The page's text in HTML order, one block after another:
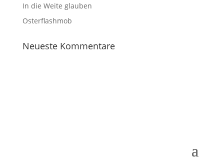
In die Weite glauben
Osterflashmob
Neueste Kommentare